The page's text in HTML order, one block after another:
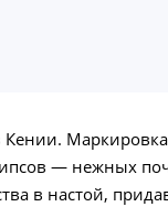
Маркировка
— нежных
в настой,